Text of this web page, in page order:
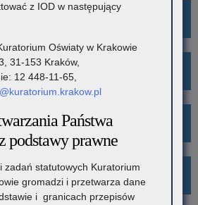
"Ustal z Babcią Hasło"
z IOD w następujący
Oświaty w Krakowie
31-153 Kraków,
12 448-11-65,
Państwa
podstawy prawne
zadań statutowych Kuratorium
gromadzi i przetwarza dane
i granicach przepisów